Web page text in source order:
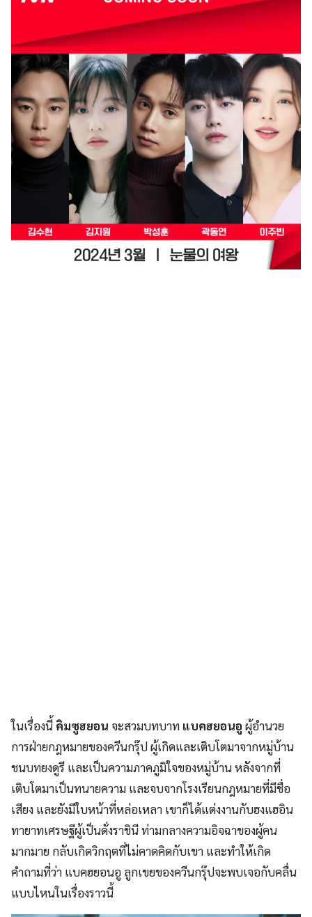
ในเรื่องนี้ คิมซูฮยอน จะสวมบทบาท แบคฮยอนอู ผู้อำนวย
การฝ่ายกฎหมายของควีนกรุ๊ป ผู้เกิดและเติบโตมาจากหมู่บ้าน
ชนบทยงดูรี และเป็นความภาคภูมิใจของหมู่บ้าน หลังจากที่
เติบโตมาเป็นทนายความ และจบจากโรงเรียนกฎหมายที่มีชื่อ
เสียง และยังมีใบหน้าที่หล่อเหลา เขาก็ได้แต่งงานกับฮงแฮอิน
ทายาทเศรษฐีผู้เป็นดั่งราชินี ท่ามกลางความอิจฉาของผู้คน
มากมาย กลับเกิดวิกฤตที่ไม่คาดคิดกับเขา และทำให้เกิด
คำถามที่ว่า แบคฮยอนอู ลูกเขยของควีนกรุ๊ปจะพบเจอกับคลื่น
แบบไหนในเรื่องราวนี้